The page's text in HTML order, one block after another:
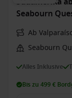
Seabourn
Ab
Seabourn
Alles Inklusive
Bis zu 499 €